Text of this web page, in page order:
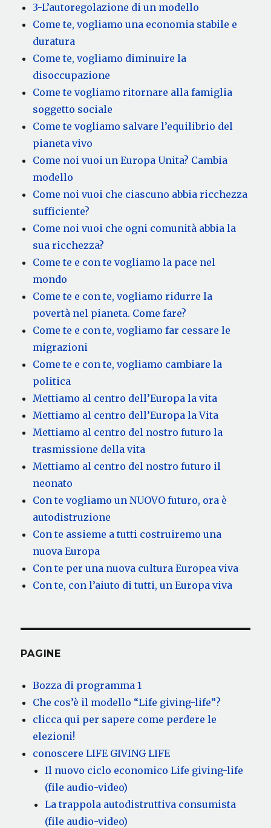
3-L’autoregolazione di un modello
Come te, vogliamo una economia stabile e
duratura
Come te, vogliamo diminuire la
disoccupazione
Come te vogliamo ritornare alla famiglia
soggetto sociale
Come te vogliamo salvare l’equilibrio del
pianeta vivo
Come noi vuoi un Europa Unita? Cambia
modello
Come noi vuoi che ciascuno abbia ricchezza
sufficiente?
Come noi vuoi che ogni comunità abbia la
sua ricchezza?
Come te e con te vogliamo la pace nel
mondo
Come te e con te, vogliamo ridurre la
povertà nel pianeta. Come fare?
Come te e con te, vogliamo far cessare le
migrazioni
Come te e con te, vogliamo cambiare la
politica
Mettiamo al centro dell’Europa la vita
Mettiamo al centro dell’Europa la Vita
Mettiamo al centro del nostro futuro la
trasmissione della vita
Mettiamo al centro del nostro futuro il
neonato
Con te vogliamo un NUOVO futuro, ora è
autodistruzione
Con te assieme a tutti costruiremo una
nuova Europa
Con te per una nuova cultura Europea viva
Con te, con l’aiuto di tutti, un Europa viva
PAGINE
Bozza di programma 1
Che cos’è il modello “Life giving-life”?
clicca qui per sapere come perdere le
elezioni!
conoscere LIFE GIVING LIFE
Il nuovo ciclo economico Life giving-life
(file audio-video)
La trappola autodistruttiva consumista
(file audio-video)